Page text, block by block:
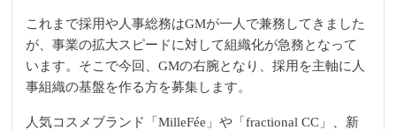
これまで採用や人事総務はGMが一人で兼務してきました
が、事業の拡大スピードに対して組織化が急務となって
います。そこで今回、GMの右腕となり、採用を主軸に人
事組織の基盤を作る方を募集します。
人気コスメブランド「MilleFée」や「fractional CC」、新